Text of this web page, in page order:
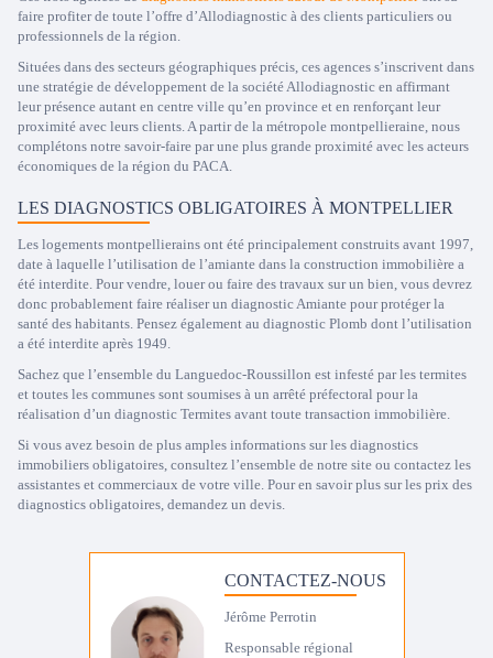
faire profiter de toute l’offre d’Allodiagnostic à des clients particuliers ou
professionnels de la région.
Situées dans des secteurs géographiques précis, ces agences s’inscrivent dans
une stratégie de développement de la société Allodiagnostic en affirmant
leur présence autant en centre ville qu’en province et en renforçant leur
proximité avec leurs clients. A partir de la métropole montpellieraine, nous
complétons notre savoir-faire par une plus grande proximité avec les acteurs
économiques de la région du PACA.
LES DIAGNOSTICS OBLIGATOIRES À MONTPELLIER
Les logements montpellierains ont été principalement construits avant 1997,
date à laquelle l’utilisation de l’amiante dans la construction immobilière a
été interdite. Pour vendre, louer ou faire des travaux sur un bien, vous devrez
donc probablement faire réaliser un diagnostic Amiante pour protéger la
santé des habitants. Pensez également au diagnostic Plomb dont l’utilisation
a été interdite après 1949.
Sachez que l’ensemble du Languedoc-Roussillon est infesté par les termites
et toutes les communes sont soumises à un arrêté préfectoral pour la
réalisation d’un diagnostic Termites avant toute transaction immobilière.
Si vous avez besoin de plus amples informations sur les diagnostics
immobiliers obligatoires, consultez l’ensemble de notre site ou contactez les
assistantes et commerciaux de votre ville. Pour en savoir plus sur les prix des
diagnostics obligatoires, demandez un devis.
CONTACTEZ-NOUS
Jérôme Perrotin
Responsable régional